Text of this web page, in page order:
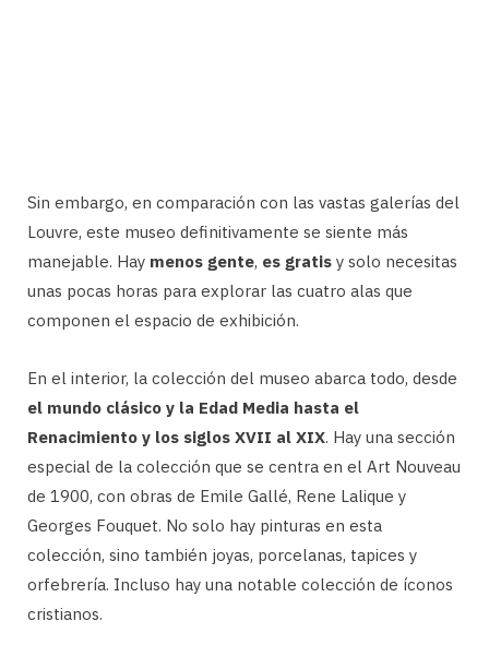
Sin embargo, en comparación con las vastas galerías del
Louvre, este museo definitivamente se siente más
manejable. Hay menos gente, es gratis y solo necesitas
unas pocas horas para explorar las cuatro alas que
componen el espacio de exhibición.
En el interior, la colección del museo abarca todo, desde
el mundo clásico y la Edad Media hasta el
Renacimiento y los siglos XVII al XIX. Hay una sección
especial de la colección que se centra en el Art Nouveau
de 1900, con obras de Emile Gallé, Rene Lalique y
Georges Fouquet. No solo hay pinturas en esta
colección, sino también joyas, porcelanas, tapices y
orfebrería. Incluso hay una notable colección de íconos
cristianos.